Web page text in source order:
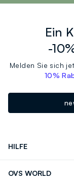
Ein
-
Melden Sie sich
10%
HILFE
Bestellung/
OVS WORLD